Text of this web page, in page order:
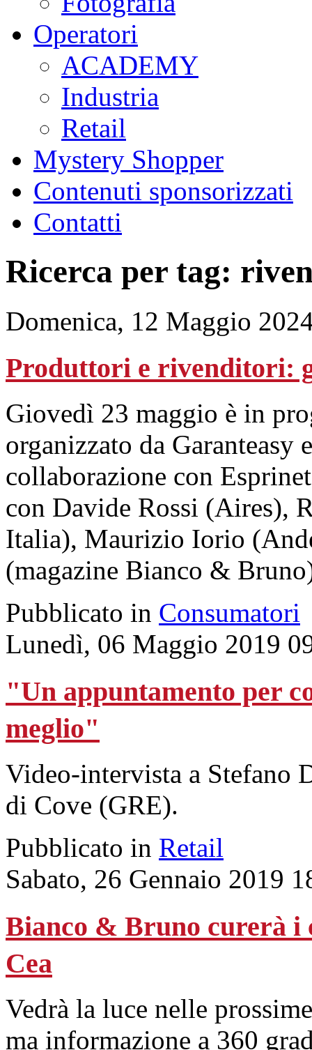
Operatori
ACADEMY
Industria
Retail
Mystery Shopper
Contenuti sponsorizzati
Contatti
Ricerca per tag:
Domenica, 12 Maggio
Produttori e rivenditori:
Giovedì 23 maggio è in
organizzato da Garanteasy
collaborazione con
con Davide Rossi (Aires),
Italia), Maurizio Iorio
(magazine Bianco &
Pubblicato in Consumatori
Lunedì, 06 Maggio 2019
"Un appuntamento per
meglio"
Video-intervista a Stefano
di Cove (GRE).
Pubblicato in Retail
Sabato, 26 Gennaio 2019
Bianco & Bruno curerà i
Cea
Vedrà la luce nelle
ma informazione a 360